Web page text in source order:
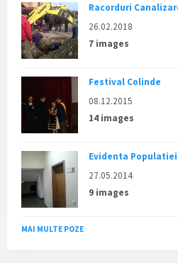
Racorduri
26.02.2018
7 images
Festival Colinde
08.12.2015
14 images
Evidenta Populatiei
27.05.2014
9 images
MAI MULTE POZE